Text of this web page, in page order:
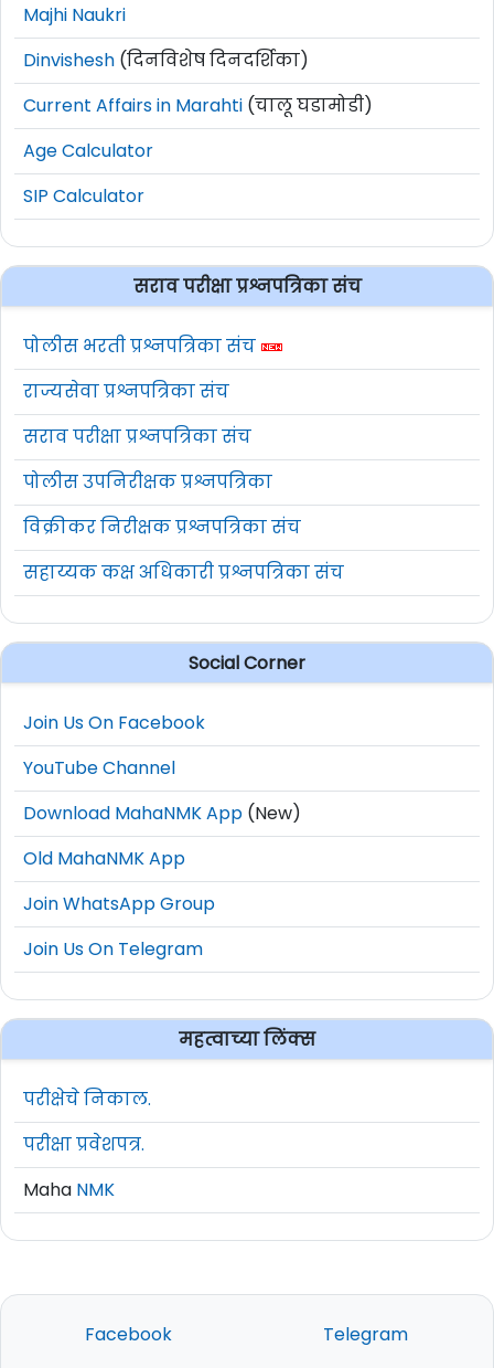
Majhi Naukri
Dinvishesh (दिनविशेष दिनदर्शिका)
Current Affairs in Marahti (चालू घडामोडी)
Age Calculator
SIP Calculator
सराव परीक्षा प्रश्नपत्रिका संच
पोलीस भरती प्रश्नपत्रिका संच
राज्यसेवा प्रश्नपत्रिका संच
सराव परीक्षा प्रश्नपत्रिका संच
पोलीस उपनिरीक्षक प्रश्नपत्रिका
विक्रीकर निरीक्षक प्रश्नपत्रिका संच
सहाय्यक कक्ष अधिकारी प्रश्नपत्रिका संच
Social Corner
Join Us On Facebook
YouTube Channel
Download MahaNMK App (New)
Old MahaNMK App
Join WhatsApp Group
Join Us On Telegram
महत्वाच्या लिंक्स
परीक्षेचे निकाल.
परीक्षा प्रवेशपत्र.
Maha NMK
Facebook Telegram